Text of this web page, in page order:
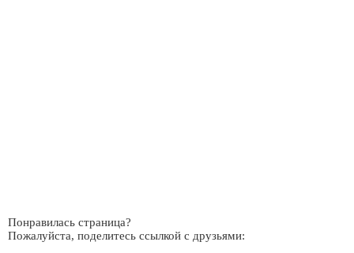
Понравилась страница?
Пожалуйста, поделитесь ссылкой с друзьями: